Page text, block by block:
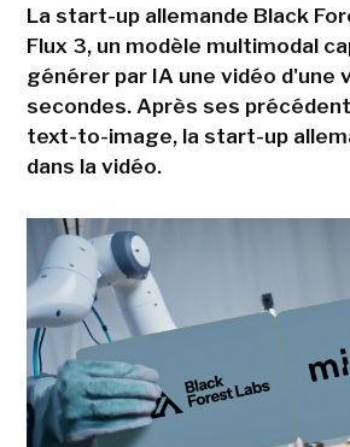
La start-up allemande Black
Flux 3, un modèle multimodal
générer par IA une vidéo d'une
secondes. Après ses
text-to-image, la start-up
dans la vidéo.